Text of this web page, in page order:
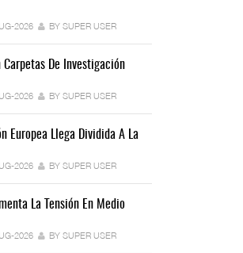
2026 BY SUPER USER
Carpetas De Investigación
2026 BY SUPER USER
Europea Llega Dividida A La
2026 BY SUPER USER
La Tensión En Medio
2026 BY SUPER USER